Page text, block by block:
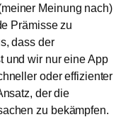
Meinung nach)
Prämisse zu
dass der
und wir nur eine App
oder effizienter
der die
zu bekämpfen.